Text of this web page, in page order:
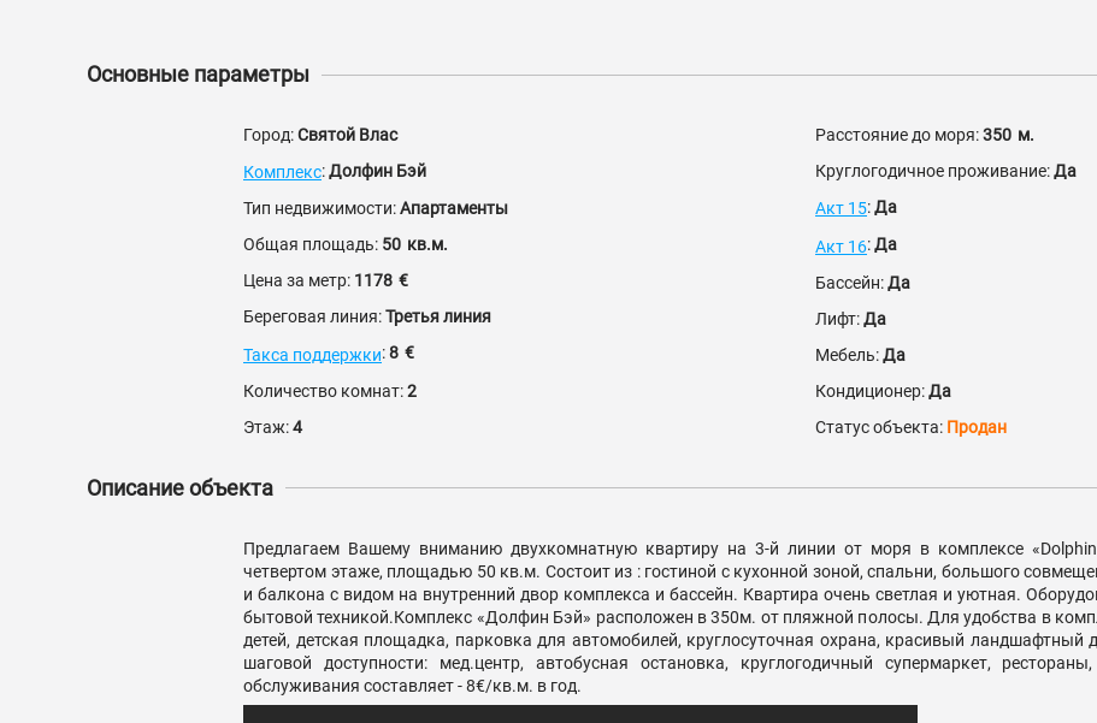
Основные параметры
Город:Святой Влас
Комплекс:Долфин Бэй
Тип недвижимости:Апартаменты
Общая площадь: 50 кв.м.
Цена за метр: 1178 €
Береговая линия:Третья линия
Такса поддержки:8 €
Количество комнат:2
Этаж:4
Расстояние до моря:350 м.
Круглогодичное проживание:Да
Акт 15:Да
Акт 16:Да
Бассейн:Да
Лифт:Да
Мебель:Да
Кондиционер:Да
Статус объекта: Продан
Описание объекта
Предлагаем Вашему вниманию двухкомнатную квартиру на 3-й линии от моря в комплексе
четвертом этаже, площадью 50 кв.м. Состоит из : гостиной с кухонной зоной, спальни, большого
и балкона с видом на внутренний двор комплекса и бассейн. Квартира очень светлая и уютная.
бытовой техникой.Комплекс «Долфин Бэй» расположен в 350м. от пляжной полосы. Для удобства в
детей, детская площадка, парковка для автомобилей, круглосуточная охрана, красивый
шаговой доступности: мед.центр, автобусная остановка, круглогодичный супермаркет,
обслуживания составляет - 8€/кв.м. в год.